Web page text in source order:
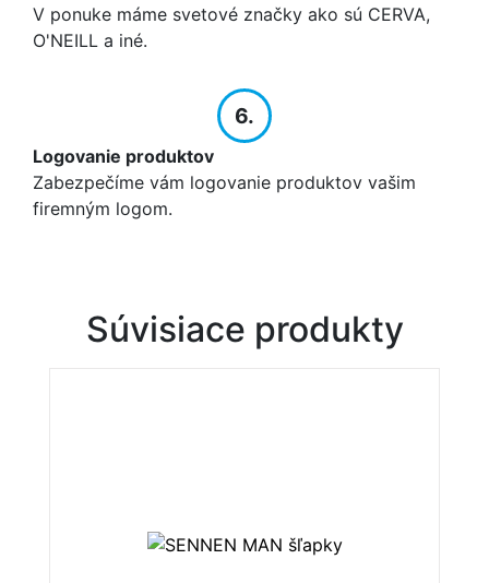
V ponuke máme svetové značky ako sú CERVA,
O'NEILL a iné.
6.
Logovanie produktov
Zabezpečíme vám logovanie produktov vašim
firemným logom.
Súvisiace produkty